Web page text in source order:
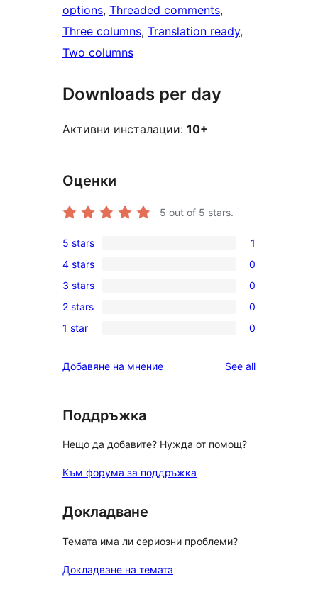
options, Threaded comments
Three columns, Translation ready
Two columns
Downloads per day
Активни инсталации: 10+
Оценки
5 out of 5 stars.
1
5-
star
review
5 stars 1
0
4-
star
reviews
4 stars 0
0
3-
star
3 stars 0
0
2-
reviews
2 stars 0
0
star
1 star 0
Добавяне на мнение See allreviews
Поддръжка
Нещо да добавите? Нужда от помощ?
Към форума за поддръжка
Докладване
Темата има ли сериозни проблеми?
Докладване на темата